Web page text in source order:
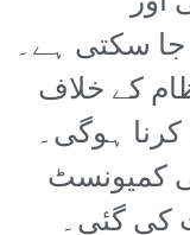
جا سکتی ہے۔
کے خلاف
ہوگی۔
کمیونسٹ
کی گئی۔